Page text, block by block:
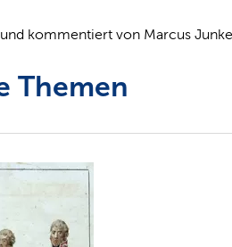
kommentiert von Marcus
Themen